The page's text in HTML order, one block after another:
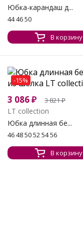
Юбка-карандаш д...
44 46 50
В корзину
-15%
3 086₽ 3 821₽
LT collection
Юбка длинная бе...
46 48 50 52 54 56
В корзину